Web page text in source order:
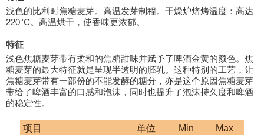
浅色的比利时焦糖麦芽。高温发芽制程。干燥炉焙烤温度：高达
220°C。高温烘干，使香味更浓郁。
特征
浅色焦糖麦芽带有柔和的焦糖甜味并赋予了啤酒金黄的颜色。焦
糖麦芽的最大特征就是呈现半透明的胚乳。这种特别的工艺，让
焦糖麦芽带有一部份的不能发酵的糖分，亦是这个原因焦糖麦芽
带给了啤酒丰富的口感和泡沫，同时也提升了泡沫持久度和啤酒
的稳定性。
项目 单位 Min Max